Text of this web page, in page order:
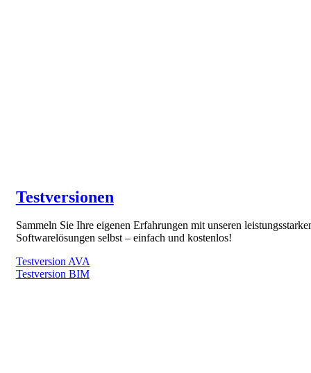
Testversionen
Sammeln Sie Ihre eigenen Erfahrungen mit unseren
Softwarelösungen selbst – einfach und kostenlos!
Testversion AVA
Testversion BIM